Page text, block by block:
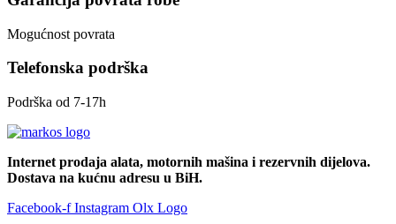
Mogućnost povrata
Telefonska podrška
Podrška od 7-17h
Internet prodaja alata, motornih mašina i rezervnih dijelova.
Dostava na kućnu adresu u BiH.
Facebook-f Instagram Olx Logo